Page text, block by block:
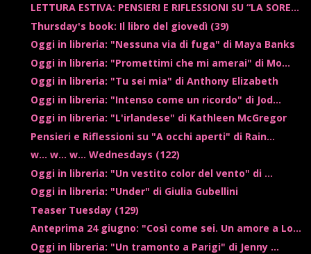
LETTURA ESTIVA: PENSIERI E RIFLESSIONI SU “LA SORE...
Thursday's book: Il libro del giovedì (39)
Oggi in libreria: "Nessuna via di fuga" di Maya Banks
Oggi in libreria: "Promettimi che mi amerai" di Mo...
Oggi in libreria: "Tu sei mia" di Anthony Elizabeth
Oggi in libreria: "Intenso come un ricordo" di Jod...
Oggi in libreria: "L'irlandese" di Kathleen McGregor
Pensieri e Riflessioni su "A occhi aperti" di Rain...
w... w... w... Wednesdays (122)
Oggi in libreria: "Un vestito color del vento" di ...
Oggi in libreria: "Under" di Giulia Gubellini
Teaser Tuesday (129)
Anteprima 24 giugno: "Così come sei. Un amore a Lo...
Oggi in libreria: "Un tramonto a Parigi" di Jenny ...